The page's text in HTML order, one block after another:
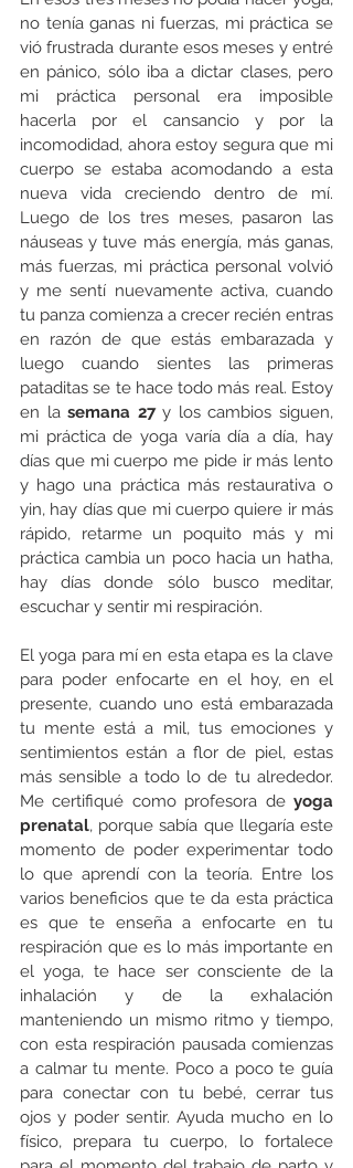
no tenía ganas ni fuerzas, mi práctica se
vió frustrada durante esos meses y entré
en pánico, sólo iba a dictar clases, pero
mi práctica personal era imposible
hacerla por el cansancio y por la
incomodidad, ahora estoy segura que mi
cuerpo se estaba acomodando a esta
nueva vida creciendo dentro de mí.
Luego de los tres meses, pasaron las
náuseas y tuve más energía, más ganas,
más fuerzas, mi práctica personal volvió
y me sentí nuevamente activa, cuando
tu panza comienza a crecer recién entras
en razón de que estás embarazada y
luego cuando sientes las primeras
pataditas se te hace todo más real. Estoy
en la semana 27 y los cambios siguen,
mi práctica de yoga varía día a día, hay
días que mi cuerpo me pide ir más lento
y hago una práctica más restaurativa o
yin, hay días que mi cuerpo quiere ir más
rápido, retarme un poquito más y mi
práctica cambia un poco hacia un hatha,
hay días donde sólo busco meditar,
escuchar y sentir mi respiración.
El yoga para mí en esta etapa es la clave
para poder enfocarte en el hoy, en el
presente, cuando uno está embarazada
tu mente está a mil, tus emociones y
sentimientos están a flor de piel, estas
más sensible a todo lo de tu alrededor.
Me certifiqué como profesora de yoga
prenatal, porque sabía que llegaría este
momento de poder experimentar todo
lo que aprendí con la teoría. Entre los
varios beneficios que te da esta práctica
es que te enseña a enfocarte en tu
respiración que es lo más importante en
el yoga, te hace ser consciente de la
inhalación y de la exhalación
manteniendo un mismo ritmo y tiempo,
con esta respiración pausada comienzas
a calmar tu mente. Poco a poco te guía
para conectar con tu bebé, cerrar tus
ojos y poder sentir. Ayuda mucho en lo
físico, prepara tu cuerpo, lo fortalece